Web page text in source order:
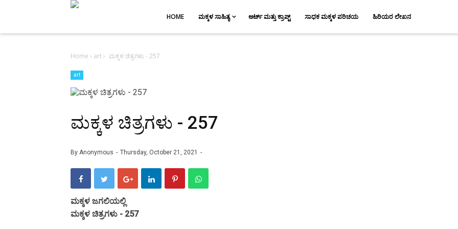
HOME ಮಕ್ಕಳ ಸಾಹಿತ್ಯ ಆರ್ಟ್ ಮತ್ತು ಕ್ರಾಪ್ಟ್ ಸಾಧಕ ಮಕ್ಕಳ ಪರಿಚಯ ಹಿರಿಯರ ಲೇಖನ
Home › art› ಮಕ್ಕಳ ಚಿತ್ರಗಳು - 257
art
ಮಕ್ಕಳ ಚಿತ್ರಗಳು - 257
By Anonymous Thursday, October 21, 2021
ಮಕ್ಕಳ ಜಗಲಿಯಲ್ಲಿ
ಮಕ್ಕಳ ಚಿತ್ರಗಳು - 257